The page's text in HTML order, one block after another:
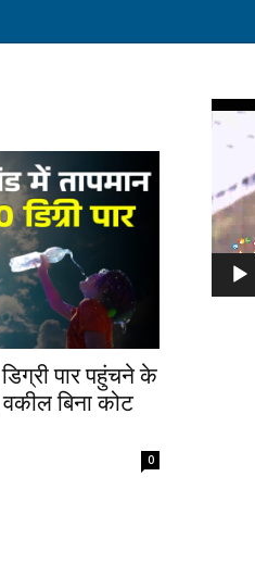
पार पहुंचने के
बिना कोट
0
Video
Player